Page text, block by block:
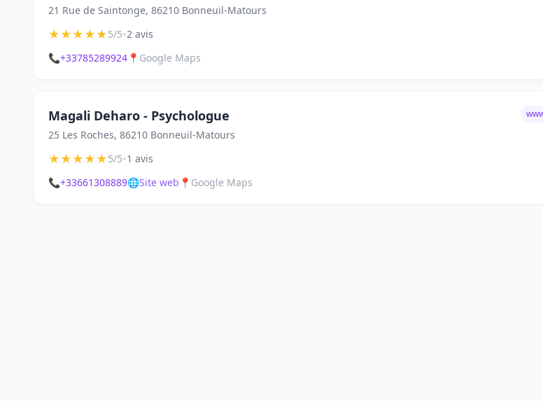
21 Rue de Saintonge, 86210 Bonneuil-Matours
★★★★★5/5•2 avis
📞+33785289924 📍 Google Maps
Magali Deharo - Psychologue
25 Les Roches, 86210 Bonneuil-Matours
★★★★★5/5•1 avis
📞+33661308889🌐Site web 📍 Google Maps